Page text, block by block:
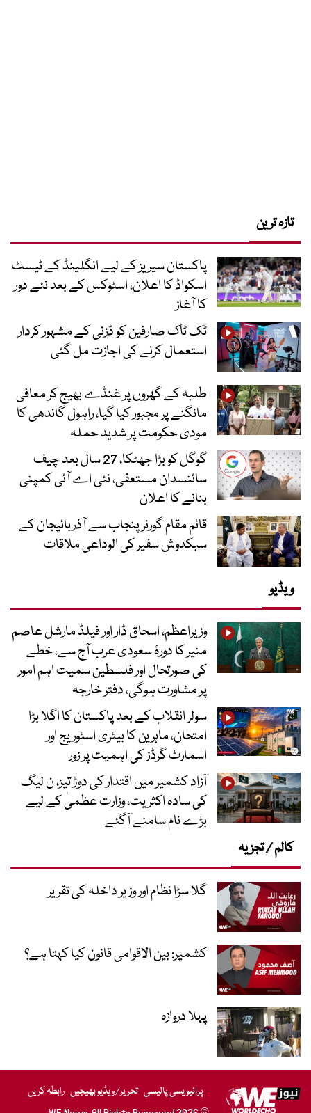
تازہ ترین
پاکستان سیریز کے لیے انگلینڈ کے ٹیسٹ
اسکواڈ کا اعلان، اسٹوکس کے بعد نئے دور
کا آغاز
ٹک ٹاک صارفین کو ڈزنی کے مشہور کردار
استعمال کرنے کی اجازت مل گئی
طلبہ کے گھروں پر غنڈے بھیج کر معافی
مانگنے پر مجبور کیا گیا، راہول گاندھی کا
مودی حکومت پر شدید حملہ
گوگل کو بڑا جھٹکا، 27 سال بعد چیف
سائنسدان مستعفی، نئی اے آئی کمپنی
بنانے کا اعلان
قائم مقام گورنر پنجاب سے آذربائیجان کے
سبکدوش سفیر کی الوداعی ملاقات
ویڈیو
وزیراعظم، اسحاق ڈار اور فیلڈ مارشل عاصم
منیر کا دورۂ سعودی عرب آج سے، خطے
کی صورتحال اور فلسطین سمیت اہم امور
پر مشاورت ہوگی، دفتر خارجہ
سولر انقلاب کے بعد پاکستان کا اگلا بڑا
امتحان، ماہرین کا بیٹری اسٹوریج اور
اسمارٹ گرڈز کی اہمیت پر زور
آزاد کشمیر میں اقتدار کی دوڑ تیز، ن لیگ
کی سادہ اکثریت، وزارت عظمیٰ کے لیے
بڑے نام سامنے آگئے
کالم / تجزیہ
گلا سڑا نظام اور وزیر داخلہ کی تقریر
کشمیر: بین الاقوامی قانون کیا کہتا ہے؟
پہلا دروازہ
پرائیویسی پالیسی تحریر/ویڈیو بھیجیں رابطہ کریں